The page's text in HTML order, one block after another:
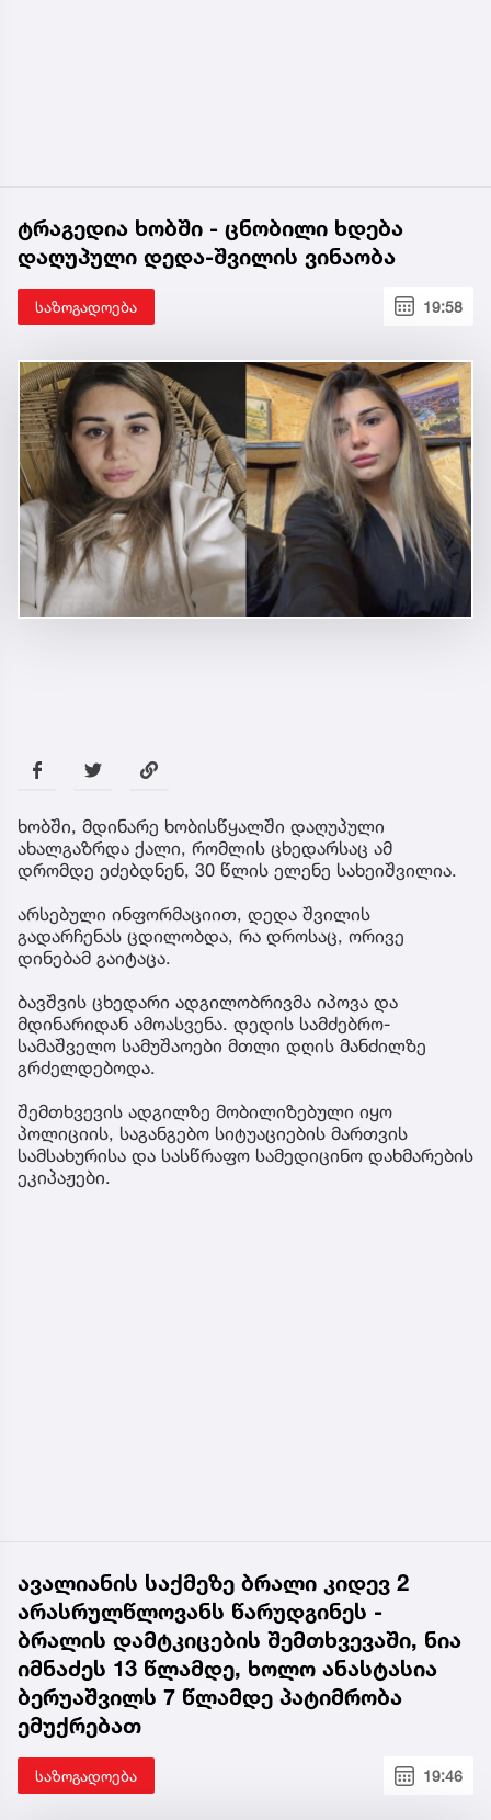
ტრაგედია ხობში - ცნობილი ხდება
დაღუპული დედა-შვილის ვინაობა
საზოგადოება 19:58
ხობში, მდინარე ხობისწყალში დაღუპული
ახალგაზრდა ქალი, რომლის ცხედარსაც ამ
დრომდე ეძებდნენ, 30 წლის ელენე სახეიშვილია.
არსებული ინფორმაციით, დედა შვილის
გადარჩენას ცდილობდა, რა დროსაც, ორივე
დინებამ გაიტაცა.
ბავშვის ცხედარი ადგილობრივმა იპოვა და
მდინარიდან ამოასვენა. დედის სამძებრო-
სამაშველო სამუშაოები მთლი დღის მანძილზე
გრძელდებოდა.
შემთხვევის ადგილზე მობილიზებული იყო
პოლიციის, საგანგებო სიტუაციების მართვის
სამსახურისა და სასწრაფო სამედიცინო დახმარების
ეკიპაჟები.
ავალიანის საქმეზე ბრალი კიდევ 2
არასრულწლოვანს წარუდგინეს -
ბრალის დამტკიცების შემთხვევაში, ნია
იმნაძეს 13 წლამდე, ხოლო ანასტასია
ბერუაშვილს 7 წლამდე პატიმრობა
ემუქრებათ
საზოგადოება 19:46